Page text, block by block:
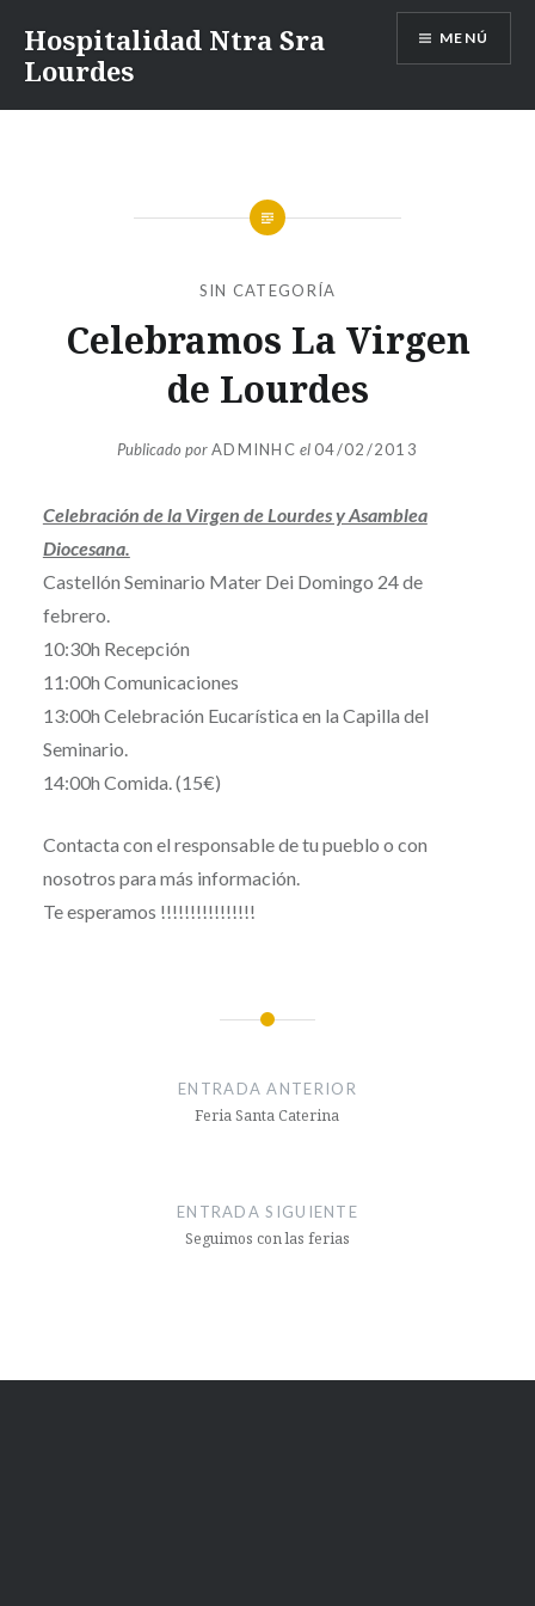
contenido
Hospitalidad Ntra Sra
Lourdes
MENÚ
SIN CATEGORÍA
Celebramos La Virgen
de Lourdes
Publicado porADMINHC el04/02/2013
Celebración de la Virgen de Lourdes y Asamblea
Diocesana.
Castellón Seminario Mater Dei Domingo 24 de
febrero.
10:30h Recepción
11:00h Comunicaciones
13:00h Celebración Eucarística en la Capilla del
Seminario.
14:00h Comida. (15€)
Contacta con el responsable de tu pueblo o con
nosotros para más información.
Te esperamos !!!!!!!!!!!!!!!!
ENTRADA ANTERIOR
Feria Santa Caterina
ENTRADA SIGUIENTE
Seguimos con las ferias